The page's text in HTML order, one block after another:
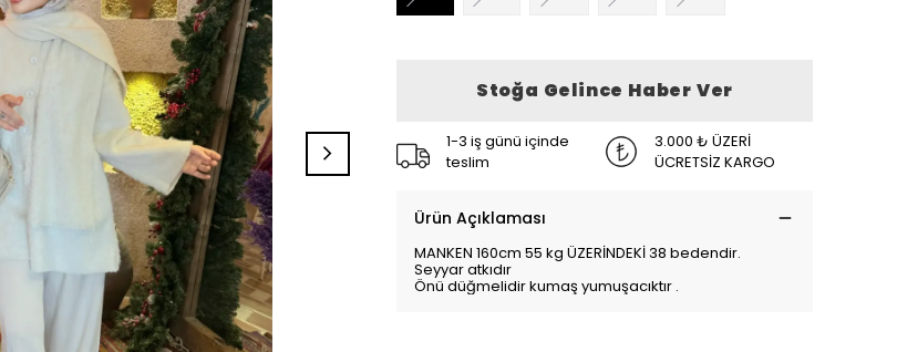
Stoğa Gelince Haber Ver
1-3 iş günü içinde
teslim
3.000 ₺ ÜZERİ
ÜCRETSİZ KARGO
Ürün Açıklaması
MANKEN 160cm 55 kg ÜZERİNDEKİ 38 bedendir.
Seyyar atkıdır
Önü düğmelidir kumaş yumuşacıktır .